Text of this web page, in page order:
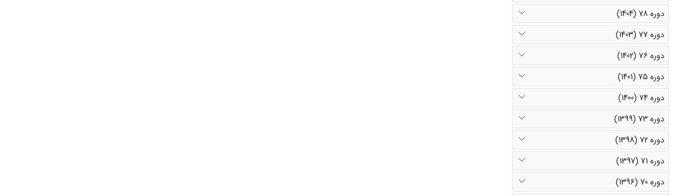
دوره 78 (1404)
دوره 77 (1403)
دوره 76 (1402)
دوره 75 (1401)
دوره 74 (1400)
دوره 73 (1399)
دوره 72 (1398)
دوره 71 (1397)
دوره 70 (1396)